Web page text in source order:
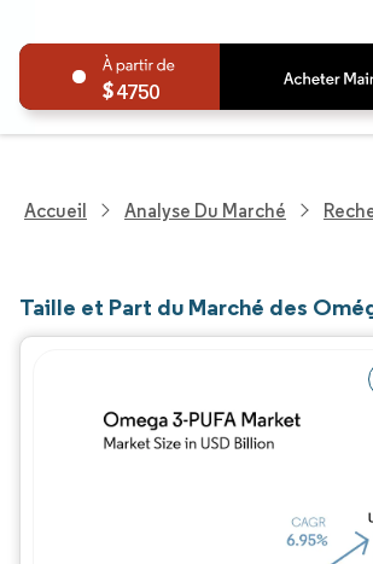
4750
Accueil Analyse Du Marché
Taille et Part du Marché des